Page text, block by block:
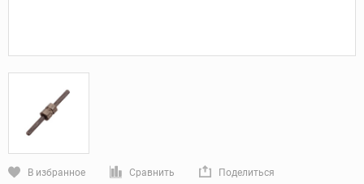
В избранное Сравнить Поделиться